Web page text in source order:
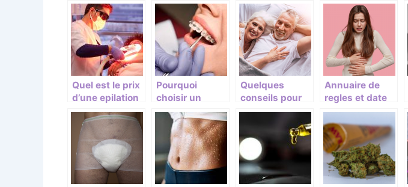
connu du
public
dans le secteur
du bien-être
soigner la
mycose de la
langue ?
Quel est le prix
d’une epilation
definitive laser,
IPL ou
electrolyse ?
Pourquoi
choisir un
fournisseur
d’osteotomes
dentaires ?
Quelques
conseils pour
garantir son
etre en tant
que senior
Annuaire de
regles et date
d’ovulation
pour concevoir